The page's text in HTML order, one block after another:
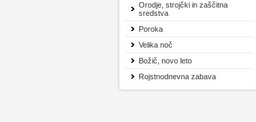
Orodje, strojčki in zaščitna
sredstva
Poroka
Velika noč
Božič, novo leto
Rojstnodnevna zabava